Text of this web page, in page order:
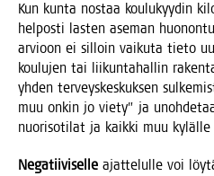
Kun kun­ta nos­taa kou­lu­kyy­din
hel­pos­ti las­ten ase­man
arvioon ei sil­loin vai­ku­ta tie­to
kou­lu­jen tai lii­kun­ta­hal­lin
yhden ter­veys­kes­kuk­sen
muu onkin jo vie­ty” ja
nuo­ri­so­ti­lat ja kaik­ki muu kyläl­le
Nega­tii­vi­sel­le ajat­te­lul­le voi